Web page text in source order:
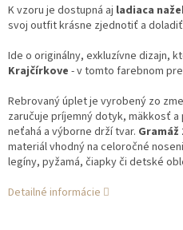
K vzoru je dostupná aj ladiaca
svoj outfit krásne zjednotiť a
Ide o originálny, exkluzívne dizajn,
Krajčírkove - v tomto farebnom
Rebrovaný úplet je vyrobený zo
zaručuje príjemný dotyk, mäkkosť
neťahá a výborne drží tvar. Gramáž
materiál vhodný na celoročné
legíny, pyžamá, čiapky či detské
Detailné informácie